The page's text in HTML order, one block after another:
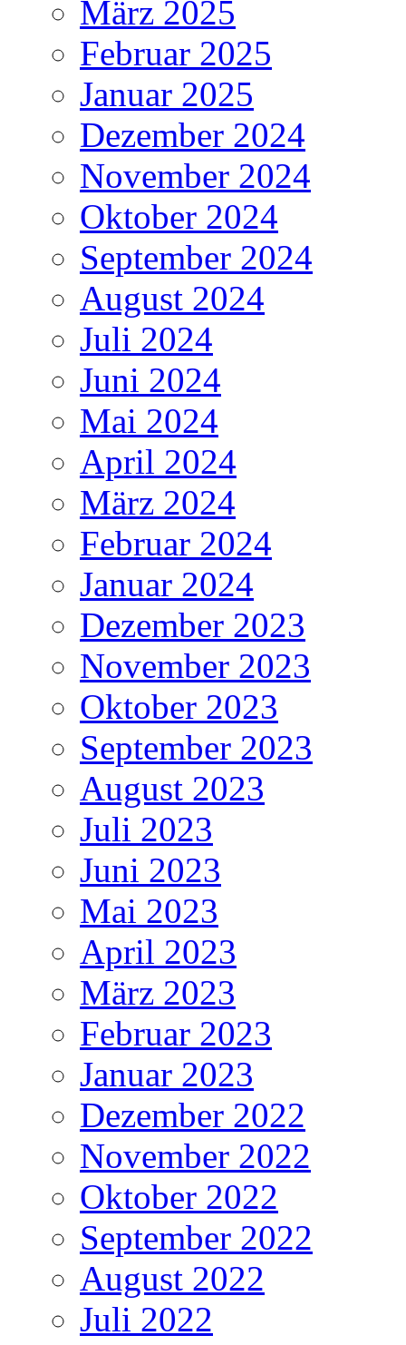
März 2025
Februar 2025
Januar 2025
Dezember 2024
November 2024
Oktober 2024
September 2024
August 2024
Juli 2024
Juni 2024
Mai 2024
April 2024
März 2024
Februar 2024
Januar 2024
Dezember 2023
November 2023
Oktober 2023
September 2023
August 2023
Juli 2023
Juni 2023
Mai 2023
April 2023
März 2023
Februar 2023
Januar 2023
Dezember 2022
November 2022
Oktober 2022
September 2022
August 2022
Juli 2022